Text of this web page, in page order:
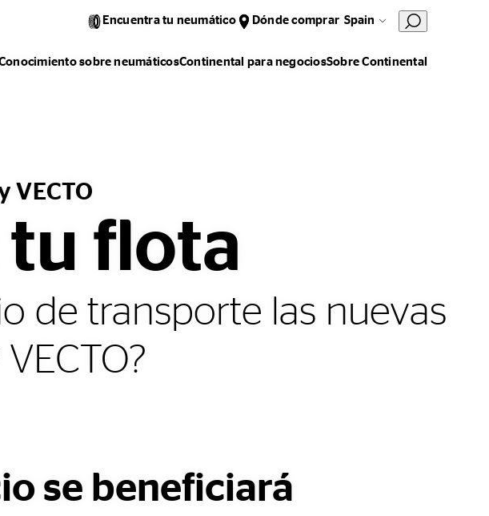
Encuentra tu neumático Dónde comprar Spain
sobre neumáticosContinental para negociosSobre Continental
VECTO
tu flota
de transporte las nuevas
se beneficiará